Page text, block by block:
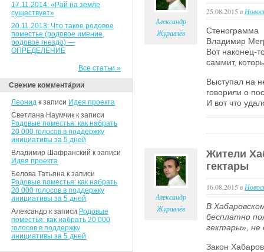
17.11.2014: «Рай на земле
существует»
20.11.2013: Что такое родовое
поместье (родовое имение,
родовое гнездо) —
ОПРЕДЕЛЕНИЕ
Все статьи »
Свежие комментарии
Леонид к записи Идея проекта
Светлана Наумчик к записи
Родовые поместья: как набрать
20 000 голосов в поддержку
инициативы за 5 дней
Владимир Шафранский к записи
Идея проекта
Белова Татьяна к записи
Родовые поместья: как набрать
20 000 голосов в поддержку
инициативы за 5 дней
Александр к записи Родовые
поместья: как набрать 20 000
голосов в поддержку
инициативы за 5 дней
Александр
Журавлёв
25.08.2015 в
Стенограмма
Владимир
Вот наконец-
саммит,
Выступал на
говорили о
И вот что
Александр
Журавлёв
Жители
гектары
16.08.2015 в
В
бесплатно
гектары», не
Закон